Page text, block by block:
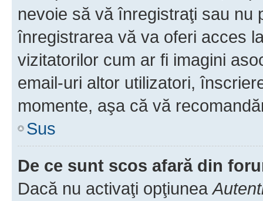
nevoie să vă înregistraţi sau nu
înregistrarea vă va oferi acces
vizitatorilor cum ar fi imagini
email-uri altor utilizatori,
momente, aşa că vă
Sus
De ce sunt scos afară din
Dacă nu activaţi opţiunea